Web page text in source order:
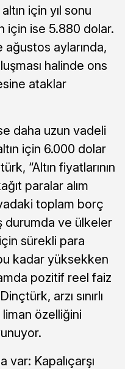
için yıl sonu
için ise 5.880 dolar.
aylarında,
halinde ons
ataklar
daha uzun vadeli
için 6.000 dolar
“Altın fiyatlarının
paralar alım
toplam borç
durumda ve ülkeler
sürekli para
kadar yüksekken
pozitif reel faiz
arzı sınırlı
özelliğini
Kapalıçarşı